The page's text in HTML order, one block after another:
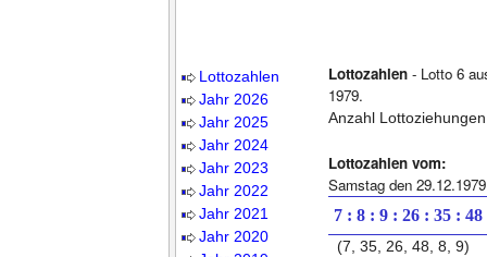
Lottozahlen
Jahr 2026
Jahr 2025
Jahr 2024
Jahr 2023
Jahr 2022
Jahr 2021
Jahr 2020
Lottozahlen - Lotto 6
1979.
Anzahl
Lottozahlen vom:
Samstag den 29.12.1979
7 : 8 : 9 : 26 : 35 : 48
(7, 35, 26, 48, 8, 9)